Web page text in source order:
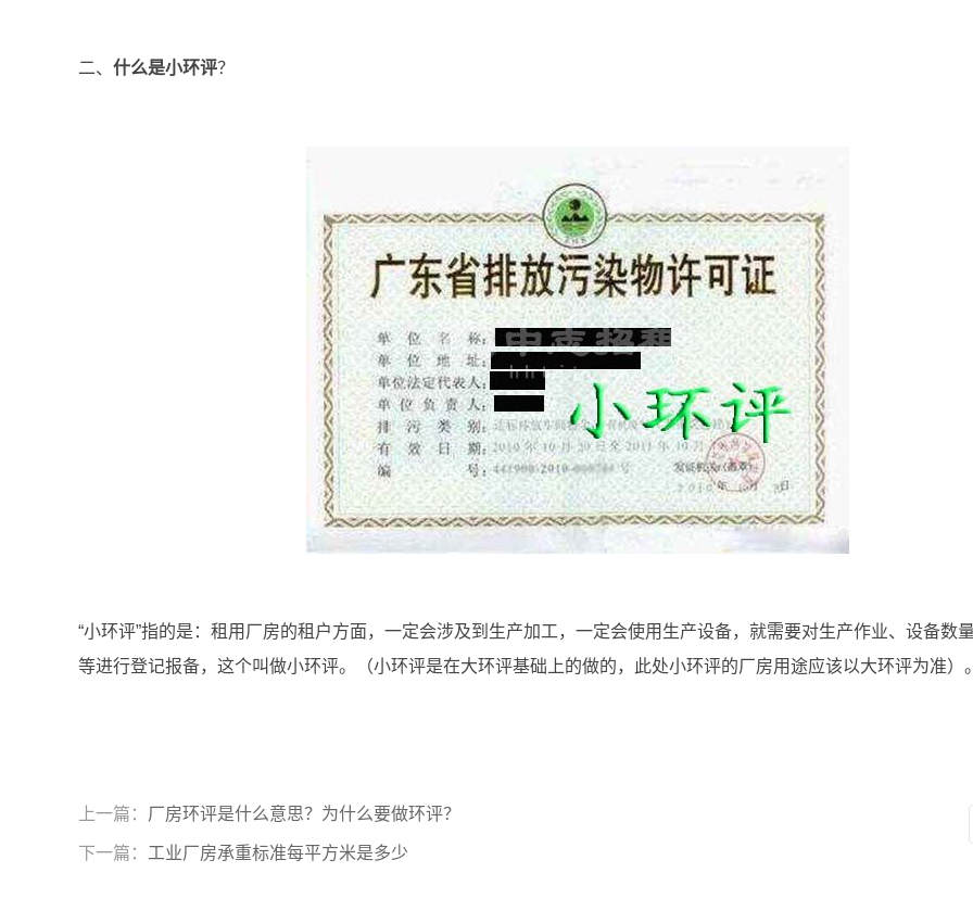
二、 什么是小环评？
“小环评”指的是：租用厂房的租户方面，一定会涉及到生产加工，一定会使用生产设备，就需要对生产作业、设备数
等进行登记报备，这个叫做小环评。（小环评是在大环评基础上的做的，此处小环评的厂房用途应该以大环评为准）。
上一篇： 厂房环评是什么意思？为什么要做环评？
下一篇： 工业厂房承重标准每平方米是多少